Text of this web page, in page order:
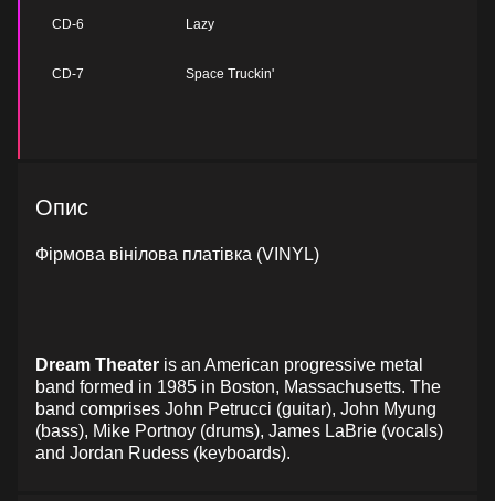
CD-6 Lazy
CD-7 Space Truckin'
Опис
Фірмова вінілова платівка (VINYL)
Dream Theater is an American progressive metal
band formed in 1985 in Boston, Massachusetts. The
band comprises John Petrucci (guitar), John Myung
(bass), Mike Portnoy (drums), James LaBrie (vocals)
and Jordan Rudess (keyboards).